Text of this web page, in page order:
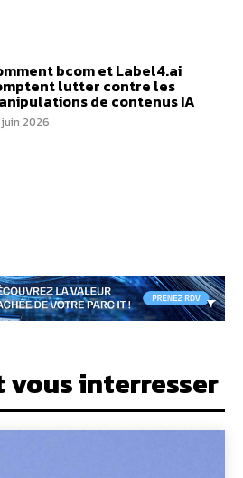
bcom et Label4.ai
lutter contre les
de contenus IA
2026
vous interresser